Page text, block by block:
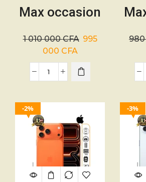
Max occasion
USA 512Go –
4832mAh – 01
mois
1 010 000CFA 995
000 CFA
2% 3%